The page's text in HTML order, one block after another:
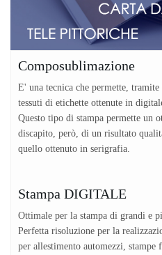
Composublimazione
E' una tecnica che permette,
tessuti di etichette ottenute in
Questo tipo di stampa permette un
discapito, però, di un risultato
quello ottenuto in serigrafia.
Stampa DIGITALE
Ottimale per la stampa di grandi e
Perfetta risoluzione per la
per allestimento automezzi, stampe